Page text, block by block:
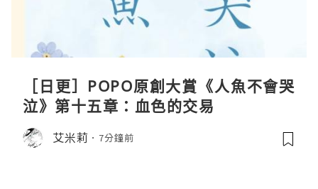
［日更］POPO原創大賞《人魚不會哭
泣》第十五章：血色的交易
艾米莉 7分鐘前